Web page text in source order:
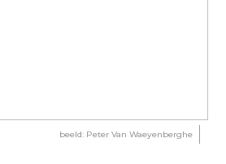
beeld: Peter Van Waeyenberghe